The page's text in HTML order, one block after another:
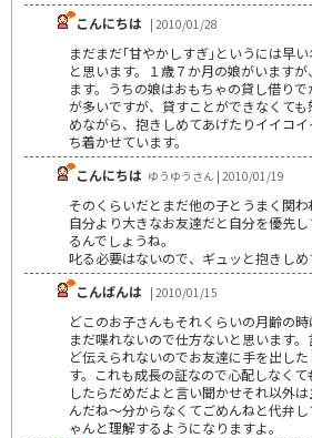
こんにちは | 2010/01/28
まだまだ｢甘やかしすぎ｣というには早
と思います。１歳７か月の娘がいます
ます。うちの娘はおもちゃの貸し借り
が多いですが、貸すことができなくて
めながら、抱きしめてあげたりイイコ
ち着かせています。
こんにちは ゆうゆうさん | 2010/01/19
そのくらいだとまだ他の子とうまく関わ
自分より大きなお友達だと自分を優先
るんでしょうね。
叱る必要はないので、ギュッと抱きしめ
こんばんは | 2010/01/15
どこのお子さんもそれくらいの月齢の時
まだ喋れないので仕方ないと思います
ど伝えられないのでお友達に手を出し
す。これも成長の証なので心配しなく
したらだめだよと言い聞かせそれ以外
んだね～分からなくてごめんねと代弁
ゃんと理解するようになりますよ。